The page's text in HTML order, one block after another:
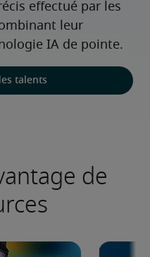
effectué par les
leur
IA de pointe.
talents
de